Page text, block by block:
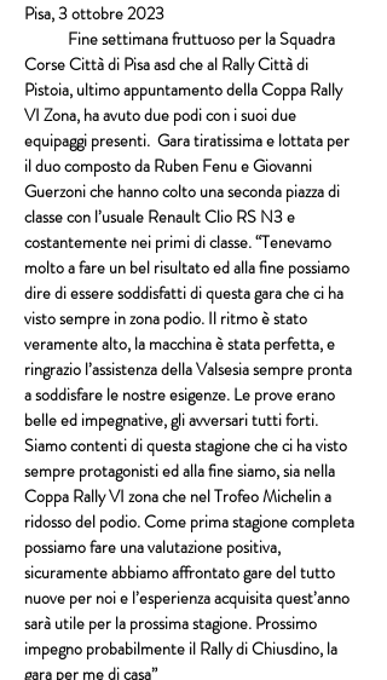
Pisa, 3 ottobre 2023
Fine settimana fruttuoso per la Squadra
Corse Città di Pisa asd che al Rally Città di
Pistoia, ultimo appuntamento della Coppa Rally
VI Zona, ha avuto due podi con i suoi due
equipaggi presenti.  Gara tiratissima e lottata per
il duo composto da Ruben Fenu e Giovanni
Guerzoni che hanno colto una seconda piazza di
classe con l’usuale Renault Clio RS N3 e
costantemente nei primi di classe. “Tenevamo
molto a fare un bel risultato ed alla fine possiamo
dire di essere soddisfatti di questa gara che ci ha
visto sempre in zona podio. Il ritmo è stato
veramente alto, la macchina è stata perfetta, e
ringrazio l’assistenza della Valsesia sempre pronta
a soddisfare le nostre esigenze. Le prove erano
belle ed impegnative, gli avversari tutti forti.
Siamo contenti di questa stagione che ci ha visto
sempre protagonisti ed alla fine siamo, sia nella
Coppa Rally VI zona che nel Trofeo Michelin a
ridosso del podio. Come prima stagione completa
possiamo fare una valutazione positiva,
sicuramente abbiamo affrontato gare del tutto
nuove per noi e l’esperienza acquisita quest’anno
sarà utile per la prossima stagione. Prossimo
impegno probabilmente il Rally di Chiusdino, la
gara per me di casa”